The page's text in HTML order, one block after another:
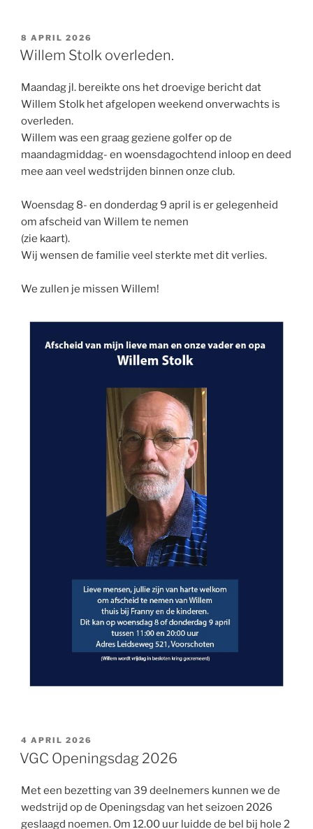
GEPLAATST
OP
8 APRIL 2026
Willem Stolk overleden.
Maandag jl. bereikte ons het droevige bericht dat
Willem Stolk het afgelopen weekend onverwachts is
overleden.
Willem was een graag geziene golfer op de
maandagmiddag- en woensdagochtend inloop en deed
mee aan veel wedstrijden binnen onze club.
Woensdag 8- en donderdag 9 april is er gelegenheid
om afscheid van Willem te nemen
(zie kaart).
Wij wensen de familie veel sterkte met dit verlies.
We zullen je missen Willem!
GEPLAATST
OP
4 APRIL 2026
VGC Openingsdag 2026
Met een bezetting van 39 deelnemers kunnen we de
wedstrijd op de Openingsdag van het seizoen 2026
geslaagd noemen. Om 12.00 uur luidde de bel bij hole 2